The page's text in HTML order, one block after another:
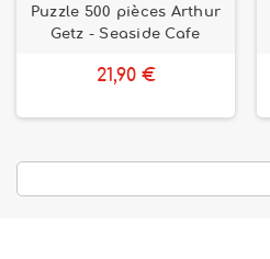
Puzzle 500 pièces Arthur
Getz - Seaside Cafe
21,90 €